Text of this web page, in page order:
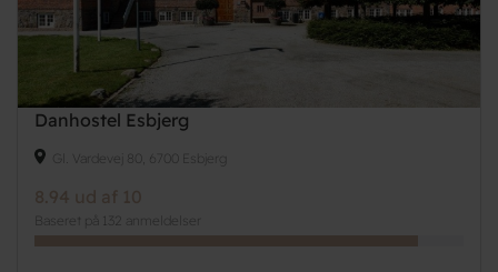
Danhostel Esbjerg
Gl. Vardevej 80, 6700 Esbjerg
8.94 ud af 10
Baseret på 132 anmeldelser